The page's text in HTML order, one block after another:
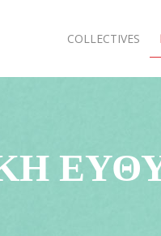
COLLECTIVES